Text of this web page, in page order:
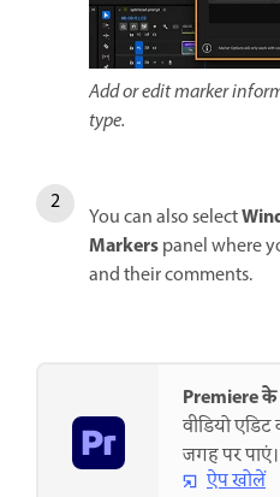
Add or edit marker
type.
You can also select
Markerspanel where
and their comments.
Premiere के
वीडियो
जगह पर पाएं।
ऐप खोलें